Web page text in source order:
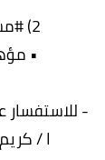
2) #مسئول_خدمات_مالية :
•
- للاستفسار
ا / كريم